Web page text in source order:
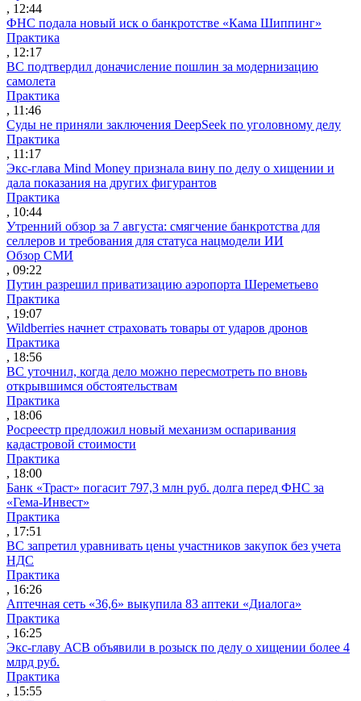
, 12:44
ФНС подала новый иск о банкротстве «Кама Шиппинг»
Практика
, 12:17
ВС подтвердил доначисление пошлин за модернизацию
самолета
Практика
, 11:46
Суды не приняли заключения DeepSeek по уголовному делу
Практика
, 11:17
Экс-глава Mind Money признала вину по делу о хищении и
дала показания на других фигурантов
Практика
, 10:44
Утренний обзор за 7 августа: смягчение банкротства для
селлеров и требования для статуса нацмодели ИИ
Обзор СМИ
, 09:22
Путин разрешил приватизацию аэропорта Шереметьево
Практика
, 19:07
Wildberries начнет страховать товары от ударов дронов
Практика
, 18:56
ВС уточнил, когда дело можно пересмотреть по вновь
открывшимся обстоятельствам
Практика
, 18:06
Росреестр предложил новый механизм оспаривания
кадастровой стоимости
Практика
, 18:00
Банк «Траст» погасит 797,3 млн руб. долга перед ФНС за
«Гема-Инвест»
Практика
, 17:51
ВС запретил уравнивать цены участников закупок без учета
НДС
Практика
, 16:26
Аптечная сеть «36,6» выкупила 83 аптеки «Диалога»
Практика
, 16:25
Экс-главу АСВ объявили в розыск по делу о хищении более 4
млрд руб.
Практика
, 15:55